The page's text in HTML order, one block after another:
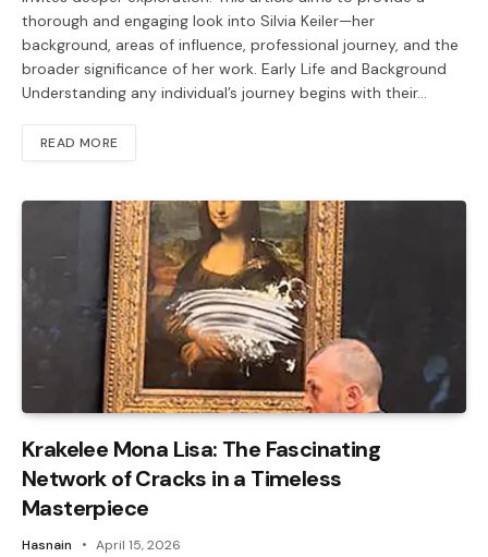
thorough and engaging look into Silvia Keiler—her
background, areas of influence, professional journey, and the
broader significance of her work. Early Life and Background
Understanding any individual’s journey begins with their…
READ MORE
Krakelee Mona Lisa: The Fascinating
Network of Cracks in a Timeless
Masterpiece
Hasnain April 15, 2026